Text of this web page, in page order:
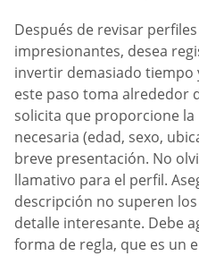
Después de revisar
impresionantes, desea
invertir demasiado tiempo
este paso toma alrededor
solicita que proporcione
necesaria (edad, sexo,
breve presentación. No
llamativo para el perfil.
descripción no superen
detalle interesante. Debe
forma de regla, que es un